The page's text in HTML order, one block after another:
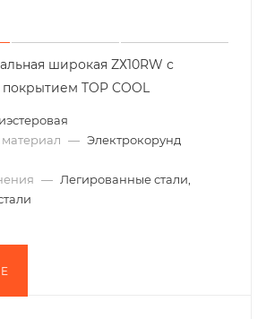
широкая ZХ10RW с
TOP COOL
— Электрокорунд
— Легированные стали,